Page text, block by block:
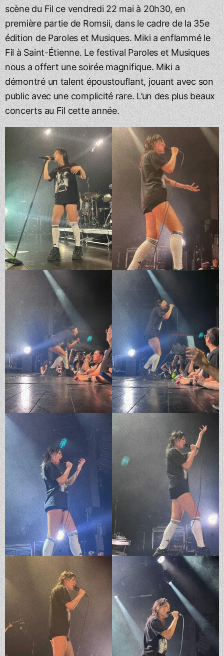
scène du Fil ce vendredi 22 mai à 20h30, en
première partie de Romsii, dans le cadre de la 35e
édition de Paroles et Musiques. Miki a enflammé le
Fil à Saint-Étienne. Le festival Paroles et Musiques
nous a offert une soirée magnifique. Miki a
démontré un talent époustouflant, jouant avec son
public avec une complicité rare. L’un des plus beaux
concerts au Fil cette année.